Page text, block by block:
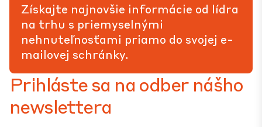
Prihláste sa na odber nášho
newslettera
Získajte najnovšie informácie od lídra
na trhu s priemyselnými
nehnuteľnosťami priamo do svojej e-
mailovej schránky.